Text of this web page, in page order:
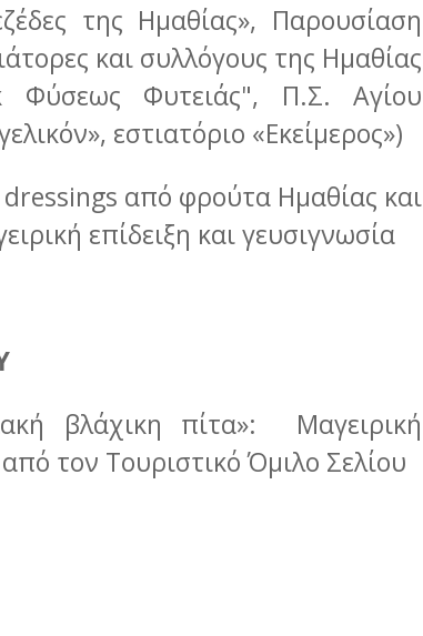
της Ημαθίας», Παρουσίαση
και συλλόγους της Ημαθίας
Φύσεως Φυτειάς", Π.Σ. Αγίου
εστιατόριο «Εκείμερος»)
από φρούτα Ημαθίας και
επίδειξη και γευσιγνωσία
βλάχικη πίτα»: Μαγειρική
τον Τουριστικό Όμιλο Σελίου